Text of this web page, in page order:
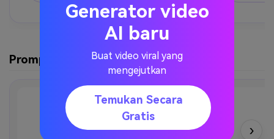
Prompt Gudi Padwa untuk Keluarga
›
Generator video
AI baru
Buat video viral yang
mengejutkan
Temukan Secara
Gratis